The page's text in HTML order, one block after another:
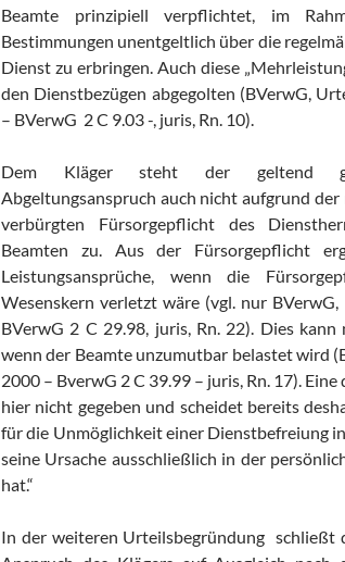
Beamte prinzipiell verpflichtet, im
Bestimmungen unentgeltlich über die
Dienst zu erbringen. Auch diese
den Dienstbezügen abgegolten (BVerwG,
– BVerwG 2 C 9.03 -, juris, Rn. 10).
Dem Kläger steht der geltend
Abgeltungsanspruch auch nicht aufgrund der
verbürgten Fürsorgepflicht des
Beamten zu. Aus der Fürsorgepflicht
Leistungsansprüche, wenn die
Wesenskern verletzt wäre (vgl. nur
BVerwG 2 C 29.98, juris, Rn. 22). Dies
wenn der Beamte unzumutbar belastet wird
2000 – BverwG 2 C 39.99 – juris, Rn. 17).
hier nicht gegeben und scheidet bereits
für die Unmöglichkeit einer Dienstbefreiung
seine Ursache ausschließlich in der
hat.“
In der weiteren Urteilsbegründung schließt